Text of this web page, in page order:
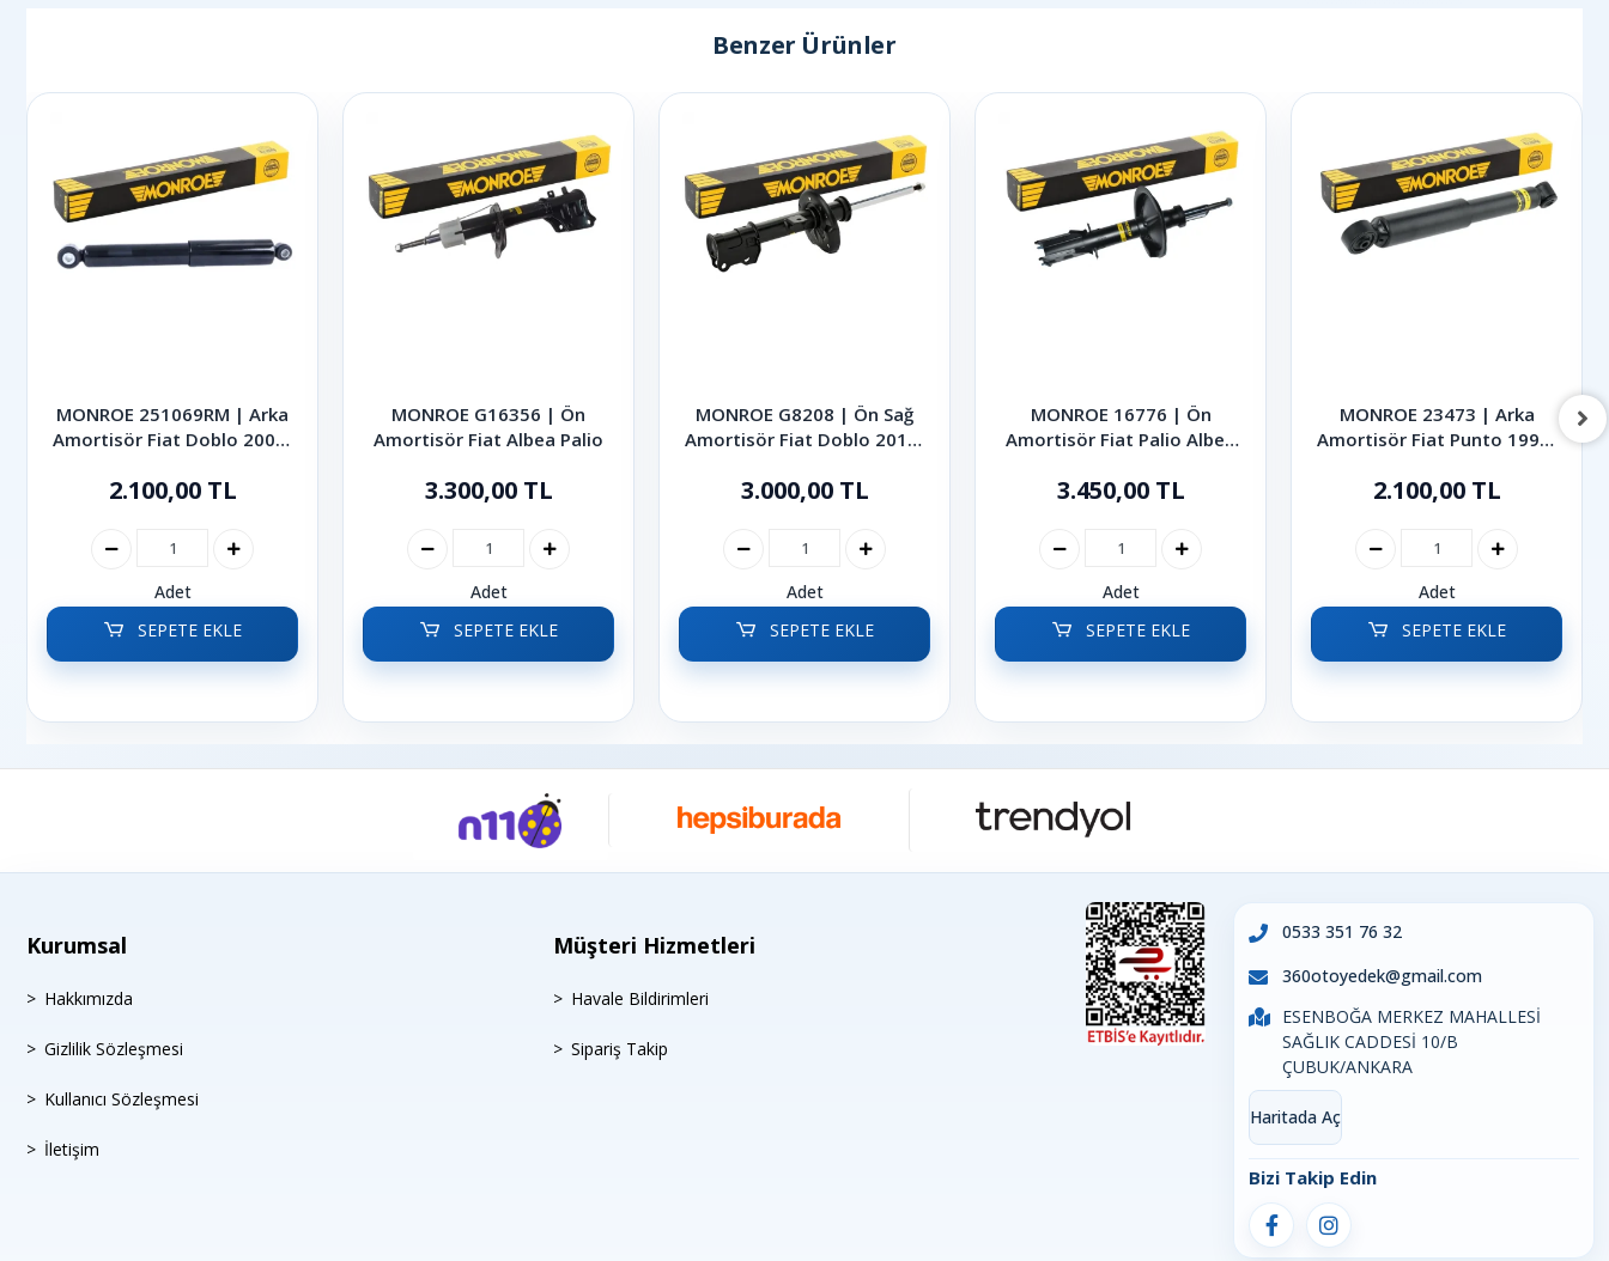
Benzer Ürünler
MONROE 251069RM | Arka
Amortisör Fiat Doblo 2000-
2.100,00 TL
Adet
SEPETE EKLE
MONROE G16356 | Ön
Amortisör Fiat Albea Palio
3.300,00 TL
Adet
SEPETE EKLE
MONROE G8208 | Ön Sağ
Amortisör Fiat Doblo 2010-
3.000,00 TL
Adet
SEPETE EKLE
MONROE 16776 | Ön
Amortisör Fiat Palio Albea
3.450,00 TL
Adet
SEPETE EKLE
MONROE 23473 | Arka
Amortisör Fiat Punto 1999-
2.100,00 TL
Adet
SEPETE EKLE
Kurumsal
Hakkımızda
Gizlilik Sözleşmesi
Kullanıcı Sözleşmesi
İletişim
Müşteri Hizmetleri
Havale Bildirimleri
Sipariş Takip
0533 351 76 32
360otoyedek@gmail.com
ESENBOĞA MERKEZ MAHALLESİ
SAĞLIK CADDESİ 10/B
ÇUBUK/ANKARA
Haritada Aç
Bizi Takip Edin